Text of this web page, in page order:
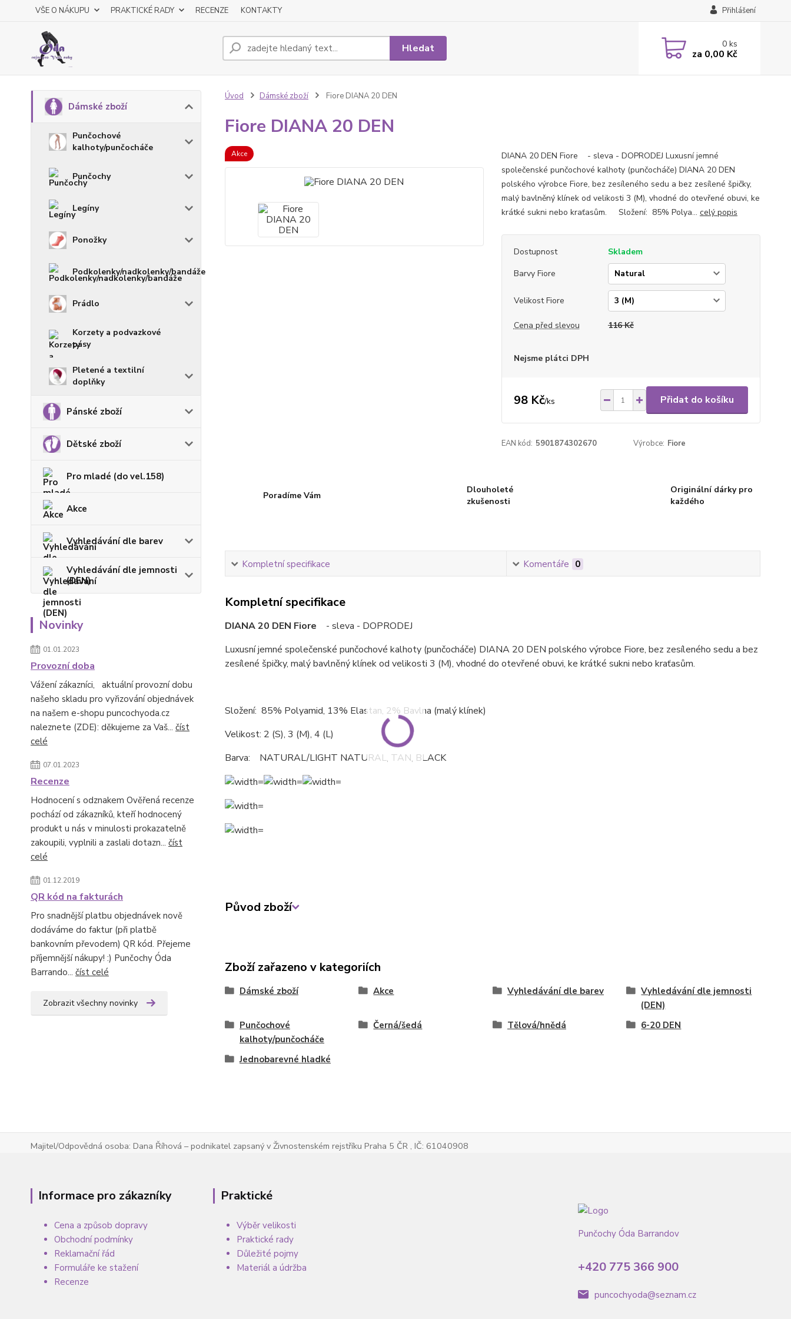
VŠE O NÁKUPU PRAKTICKÉ RADY RECENZE KONTAKTY Přihlášení
Hledat 0ks
za 0,00 Kč
Dámské zboží
Punčochové
kalhoty/punčocháče
Punčochy
Legíny
Ponožky
Podkolenky/nadkolenky/bandáže
Prádlo
Korzety a podvazkové
pásy
Pletené a textilní
doplňky
Pánské zboží
Dětské zboží
Pro mladé (do vel.158)
Akce
Vyhledávání dle barev
Vyhledávání dle jemnosti
(DEN)
Novinky
01.01.2023
Provozní doba
Vážení zákazníci, aktuální provozní dobu
našeho skladu pro vyřizování objednávek
na našem e-shopu puncochyoda.cz
naleznete (ZDE): děkujeme za Vaš... číst
celé
07.01.2023
Recenze
Hodnocení s odznakem Ověřená recenze
pochází od zákazníků, kteří hodnocený
produkt u nás v minulosti prokazatelně
zakoupili, vyplnili a zaslali dotazn... číst
celé
01.12.2019
QR kód na fakturách
Pro snadnější platbu objednávek nově
dodáváme do faktur (při platbě
bankovním převodem) QR kód. Přejeme
příjemnější nákupy! :) Punčochy Óda
Barrando... číst celé
Zobrazit všechny novinky
Úvod Dámské zboží Fiore DIANA 20 DEN
Fiore DIANA 20 DEN
Akce
DIANA 20 DEN Fiore - sleva - DOPRODEJ Luxusní jemné
společenské punčochové kalhoty (punčocháče) DIANA 20 DEN
polského výrobce Fiore, bez zesíleného sedu a bez zesílené špičky,
malý bavlněný klínek od velikosti 3 (M), vhodné do otevřené obuvi, ke
krátké sukni nebo kraťasům. Složení: 85% Polya... celý popis
Dostupnost
Skladem
Barvy Fiore
Velikost Fiore
Cena před slevou 116 Kč
Nejsme plátci DPH
98 Kč/ks Přidat do košíku
EAN kód: 5901874302670 Výrobce: Fiore
Poradíme Vám
Dlouholeté
zkušenosti
Originální dárky pro
každého
Kompletní specifikace Komentáře 0
Kompletní specifikace
DIANA 20 DEN Fiore
- sleva - DOPRODEJ
Luxusní jemné společenské punčochové kalhoty (punčocháče) DIANA 20 DEN polského výrobce Fiore, bez zesíleného sedu a bez
zesílené špičky, malý bavlněný klínek od velikosti 3 (M), vhodné do otevřené obuvi, ke krátké sukni nebo kraťasům.
Složení: 85% Polyamid, 13% Elastan, 2% Bavlna (malý klínek)
Velikost: 2 (S), 3 (M), 4 (L)
Barva: NATURAL/LIGHT NATURAL, TAN, BLACK
Původ zboží
Zboží zařazeno v kategoriích
Dámské zboží Akce Vyhledávání dle barev
Vyhledávání dle jemnosti
(DEN)
Punčochové
kalhoty/punčocháče
Černá/šedá Tělová/hnědá 6-20 DEN
Jednobarevné hladké
Majitel/Odpovědná osoba: Dana Říhová – podnikatel zapsaný v Živnostenském rejstříku Praha 5 ČR , IČ: 61040908
Informace pro zákazníky
Cena a způsob dopravy
Obchodní podmínky
Reklamační řád
Formuláře ke stažení
Recenze
Praktické
Výběr velikosti
Praktické rady
Důležité pojmy
Materiál a údržba
Punčochy Óda Barrandov
+420 775 366 900
puncochyoda@seznam.cz